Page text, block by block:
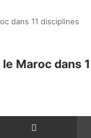
dans 11 disciplines
Maroc dans
Partager par